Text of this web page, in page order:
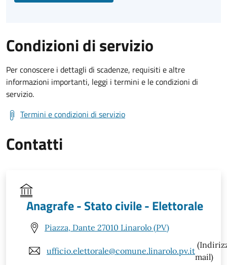
Condizioni di servizio
Per conoscere i dettagli di scadenze, requisiti e altre
informazioni importanti, leggi i termini e le condizioni di
servizio.
Termini e condizioni di servizio
Contatti
Anagrafe - Stato civile - Elettorale
Piazza, Dante 27010 Linarolo (PV)
ufficio.elettorale@comune.linarolo.pv.it
mail)